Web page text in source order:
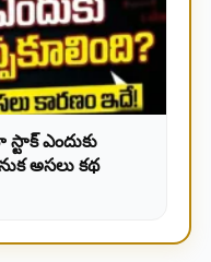
ఎందుకు
అసలు కథ